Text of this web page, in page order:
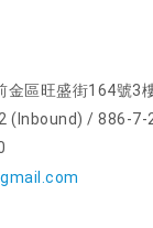
金區旺盛街164號3
(Inbound) / 886-